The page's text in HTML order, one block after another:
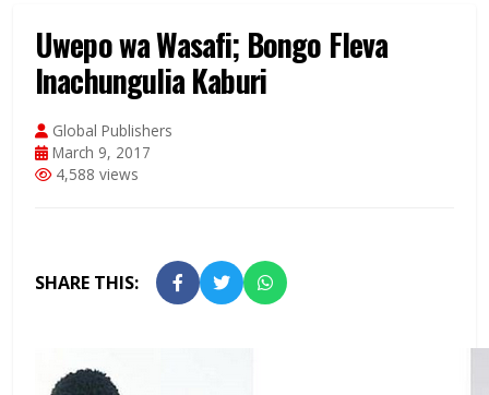
Uwepo wa Wasafi; Bongo Fleva
Inachungulia Kaburi
Global Publishers
March 9, 2017
4,588 views
SHARE THIS: